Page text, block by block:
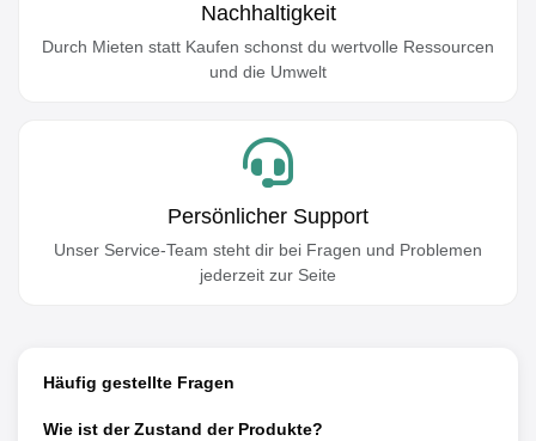
Nachhaltigkeit
Durch Mieten statt Kaufen schonst du wertvolle Ressourcen
und die Umwelt
Persönlicher Support
Unser Service-Team steht dir bei Fragen und Problemen
jederzeit zur Seite
Häufig gestellte Fragen
Wie ist der Zustand der Produkte?